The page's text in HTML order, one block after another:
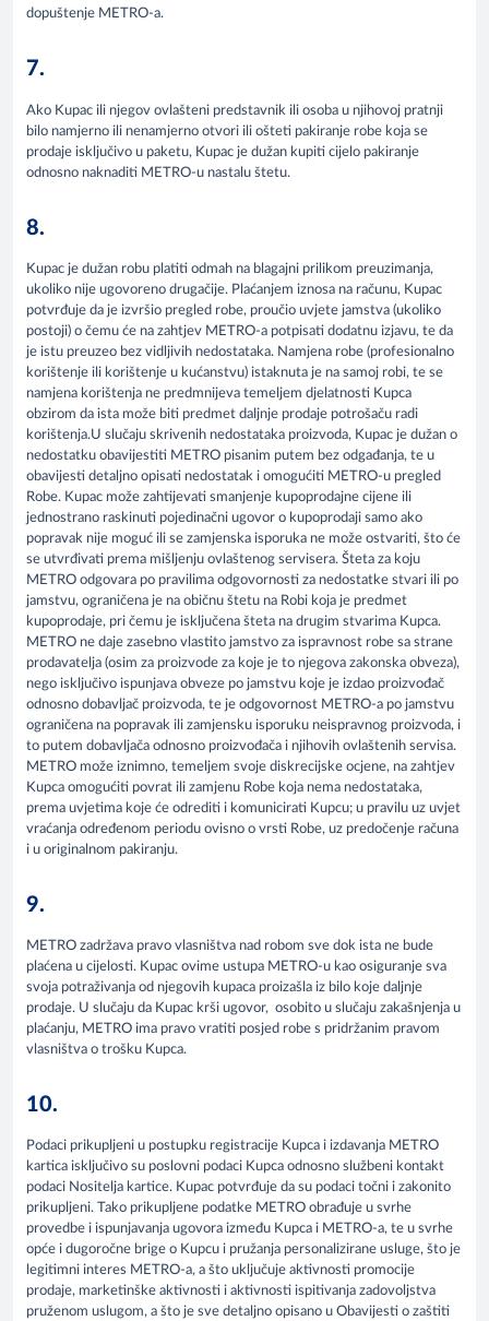
dopuštenje METRO-a.
7.
Ako Kupac ili njegov ovlašteni predstavnik ili osoba u njihovoj pratnji
bilo namjerno ili nenamjerno otvori ili ošteti pakiranje robe koja se
prodaje isključivo u paketu, Kupac je dužan kupiti cijelo pakiranje
odnosno naknaditi METRO-u nastalu štetu.
8.
Kupac je dužan robu platiti odmah na blagajni prilikom preuzimanja,
ukoliko nije ugovoreno drugačije. Plaćanjem iznosa na računu, Kupac
potvrđuje da je izvršio pregled robe, proučio uvjete jamstva (ukoliko
postoji) o čemu će na zahtjev METRO-a potpisati dodatnu izjavu, te da
je istu preuzeo bez vidljivih nedostataka. Namjena robe (profesionalno
korištenje ili korištenje u kućanstvu) istaknuta je na samoj robi, te se
namjena korištenja ne predmnijeva temeljem djelatnosti Kupca
obzirom da ista može biti predmet daljnje prodaje potrošaču radi
korištenja.U slučaju skrivenih nedostataka proizvoda, Kupac je dužan o
nedostatku obavijestiti METRO pisanim putem bez odgađanja, te u
obavijesti detaljno opisati nedostatak i omogućiti METRO-u pregled
Robe. Kupac može zahtijevati smanjenje kupoprodajne cijene ili
jednostrano raskinuti pojedinačni ugovor o kupoprodaji samo ako
popravak nije moguć ili se zamjenska isporuka ne može ostvariti, što će
se utvrđivati prema mišljenju ovlaštenog servisera. Šteta za koju
METRO odgovara po pravilima odgovornosti za nedostatke stvari ili po
jamstvu, ograničena je na običnu štetu na Robi koja je predmet
kupoprodaje, pri čemu je isključena šteta na drugim stvarima Kupca.
METRO ne daje zasebno vlastito jamstvo za ispravnost robe sa strane
prodavatelja (osim za proizvode za koje je to njegova zakonska obveza),
nego isključivo ispunjava obveze po jamstvu koje je izdao proizvođač
odnosno dobavljač proizvoda, te je odgovornost METRO-a po jamstvu
ograničena na popravak ili zamjensku isporuku neispravnog proizvoda, i
to putem dobavljača odnosno proizvođača i njihovih ovlaštenih servisa.
METRO može iznimno, temeljem svoje diskrecijske ocjene, na zahtjev
Kupca omogućiti povrat ili zamjenu Robe koja nema nedostataka,
prema uvjetima koje će odrediti i komunicirati Kupcu; u pravilu uz uvjet
vraćanja određenom periodu ovisno o vrsti Robe, uz predočenje računa
i u originalnom pakiranju.
9.
METRO zadržava pravo vlasništva nad robom sve dok ista ne bude
plaćena u cijelosti. Kupac ovime ustupa METRO-u kao osiguranje sva
svoja potraživanja od njegovih kupaca proizašla iz bilo koje daljnje
prodaje. U slučaju da Kupac krši ugovor, osobito u slučaju zakašnjenja u
plaćanju, METRO ima pravo vratiti posjed robe s pridržanim pravom
vlasništva o trošku Kupca.
10.
Podaci prikupljeni u postupku registracije Kupca i izdavanja METRO
kartica isključivo su poslovni podaci Kupca odnosno službeni kontakt
podaci Nositelja kartice. Kupac potvrđuje da su podaci točni i zakonito
prikupljeni. Tako prikupljene podatke METRO obrađuje u svrhe
provedbe i ispunjavanja ugovora između Kupca i METRO-a, te u svrhe
opće i dugoročne brige o Kupcu i pružanja personalizirane usluge, što je
legitimni interes METRO-a, a što uključuje aktivnosti promocije
prodaje, marketinške aktivnosti i aktivnosti ispitivanja zadovoljstva
pruženom uslugom, a što je sve detaljno opisano u Obavijesti o zaštiti